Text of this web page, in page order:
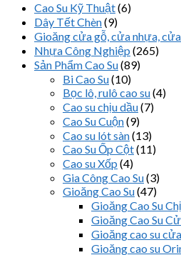
Cao Su Kỹ Thuật(6)
Dây Tết Chèn(9)
Gioăng cửa gỗ, cửa nhựa,
Nhựa Công Nghiệp (265)
Sản Phẩm Cao Su(89)
Bi Cao Su(10)
Bọc lô, rulô cao su(4)
Cao su chịu dầu(7)
Cao Su Cuộn(9)
Cao su lót sàn(13)
Cao Su Ốp Cột(11)
Cao su Xốp (4)
Gia Công Cao Su(3)
Gioăng Cao Su(47)
Gioăng Cao Su
Gioăng Cao Su
Gioăng cao su
Gioăng cao su